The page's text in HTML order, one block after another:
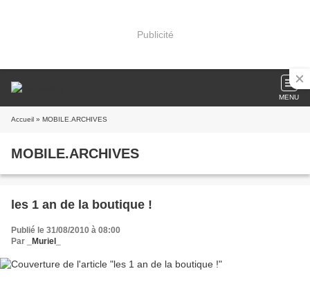
Publicité
MENU
Accueil » MOBILE.ARCHIVES
MOBILE.ARCHIVES
les 1 an de la boutique !
Publié le 31/08/2010 à 08:00
Par
_Muriel_